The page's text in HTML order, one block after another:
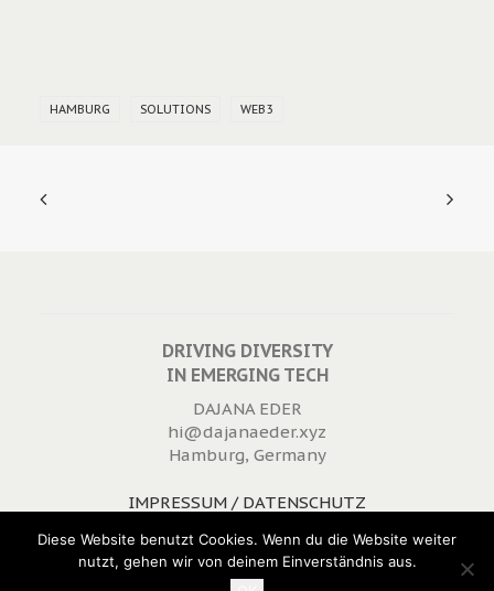
HAMBURG SOLUTIONS WEB3
DRIVING DIVERSITY
IN EMERGING TECH
DAJANA EDER
hi@dajanaeder.xyz
Hamburg, Germany
IMPRESSUM / DATENSCHUTZ
WIDERRUFSRECHT
Diese Website benutzt Cookies. Wenn du die Website weiter
nutzt, gehen wir von deinem Einverständnis aus.